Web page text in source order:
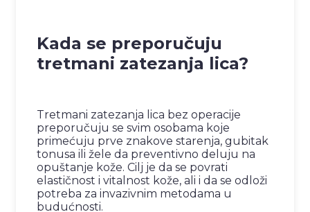
Kada se preporučuju
tretmani zatezanja lica?
Tretmani zatezanja lica bez operacije
preporučuju se svim osobama koje
primećuju prve znakove starenja, gubitak
tonusa ili žele da preventivno deluju na
opuštanje kože. Cilj je da se povrati
elastičnost i vitalnost kože, ali i da se odloži
potreba za invazivnim metodama u
budućnosti.